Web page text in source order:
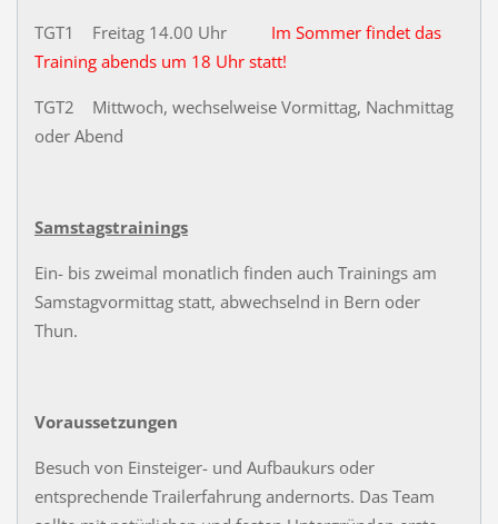
TGT1 Freitag 14.00 Uhr Im Sommer findet das
Training abends um 18 Uhr statt!
TGT2 Mittwoch, wechselweise Vormittag, Nachmittag
oder Abend
Samstagstrainings
Ein- bis zweimal monatlich finden auch Trainings am
Samstagvormittag statt, abwechselnd in Bern oder
Thun.
Voraussetzungen
Besuch von Einsteiger- und Aufbaukurs oder
entsprechende Trailerfahrung andernorts. Das Team